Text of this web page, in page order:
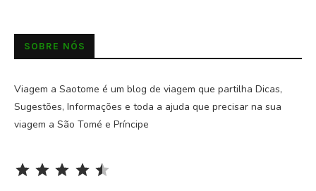
SOBRE NÓS
Viagem a Saotome é um blog de viagem que partilha Dicas,
Sugestões, Informações e toda a ajuda que precisar na sua
viagem a São Tomé e Príncipe
⭐⭐⭐ ⭐⭐